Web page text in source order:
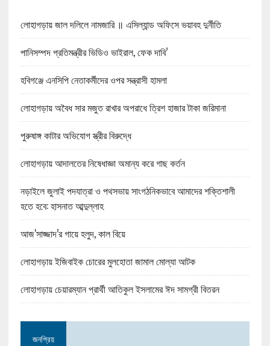
লোহাগড়ায় জাল দলিলে নামজারি ॥ এসিল্যান্ড অফিসে ভয়াবহ দুর্নীতি
পানিসম্পদ প্রতিমন্ত্রীর ভিডিও ভাইরাল, ফেক দাবি’
হবিগঞ্জে এনসিপি নেতাকর্মীদের ওপর সন্ত্রাসী হামলা
লোহাগড়ায় অবৈধ সার মজুত রাখার অপরাধে ত্রিশ হাজার টাকা জরিমানা
পুরুষাঙ্গ কাটার অভিযোগ স্ত্রীর বিরুদ্ধে
লোহাগড়ায় আদালতের নিষেধাজ্ঞা অমান্য করে গাছ কর্তন
নড়াইলে জুলাই পদযাত্রা ও পথসভায় সাংগঠনিকভাবে আমাদের শক্তিশালী
হতে হবে: হাসনাত আব্দুল্লাহ
আজ‘সাজ্জাদ’র গায়ে হলুদ, কাল বিয়ে
লোহাগড়ায় ইজিবাইক চোরের মুলহোতা জামাল মোল্যা আটক
লোহাগড়ায় চেয়ারম্যান প্রার্থী আতিকুল ইসলামের ঈদ সামগ্রী বিতরন
জনপ্রিয়